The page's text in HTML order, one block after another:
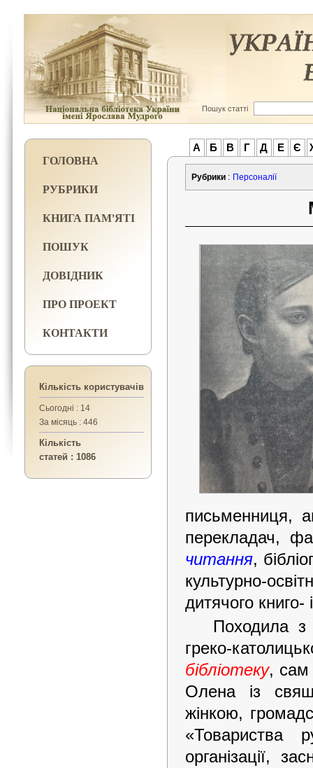
Пошук статті
ГОЛОВНА
РУБРИКИ
КНИГА ПАМ'ЯТІ
ПОШУК
ДОВІДНИК
ПРО ПРОЕКТ
КОНТАКТИ
Кількість користувачів
Сьогодні : 14
За місяць : 446
Кількість
статей : 1086
А Б В Г Д Е Є
Рубрики : Персоналії
письменниця,
перекладач,
читання,
культурно-
дитячого книго-
Походила з
греко-
бібліотеку, сам
Олена із
жінкою,
«Товариства
організації,